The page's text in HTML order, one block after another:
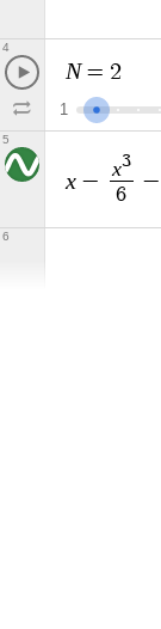
N = 2
1
4
x −
x3
6
−
5
6